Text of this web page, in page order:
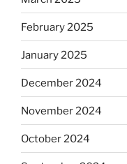
February 2025
January 2025
December 2024
November 2024
October 2024